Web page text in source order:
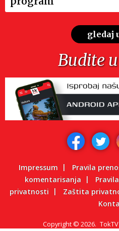
gledaj
Budite
Impressum Pravila
komentarisanja
privatnosti
Zaštita
Copyright © 2026. TokTV